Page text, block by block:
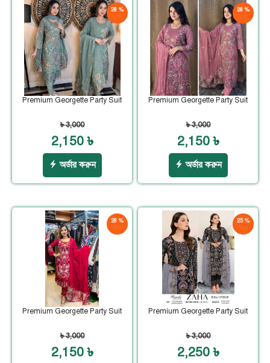
28 %
Premium Georgette Party Suit
৳ 3,000
2,150 ৳
অর্ডার করুন
28 %
Premium Georgette Party Suit
৳ 3,000
2,150 ৳
অর্ডার করুন
28 %
Premium Georgette Party Suit
৳ 3,000
2,150 ৳
25 %
Premium Georgette Party Suit
৳ 3,000
2,250 ৳